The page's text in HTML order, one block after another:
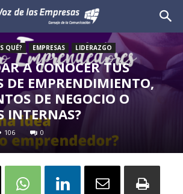
QUÉ? EMPRESAS LIDERAZGO
A CONOCER TUS
DE EMPRENDIMIENTO,
DE NEGOCIO O
INTERNAS?
106 0